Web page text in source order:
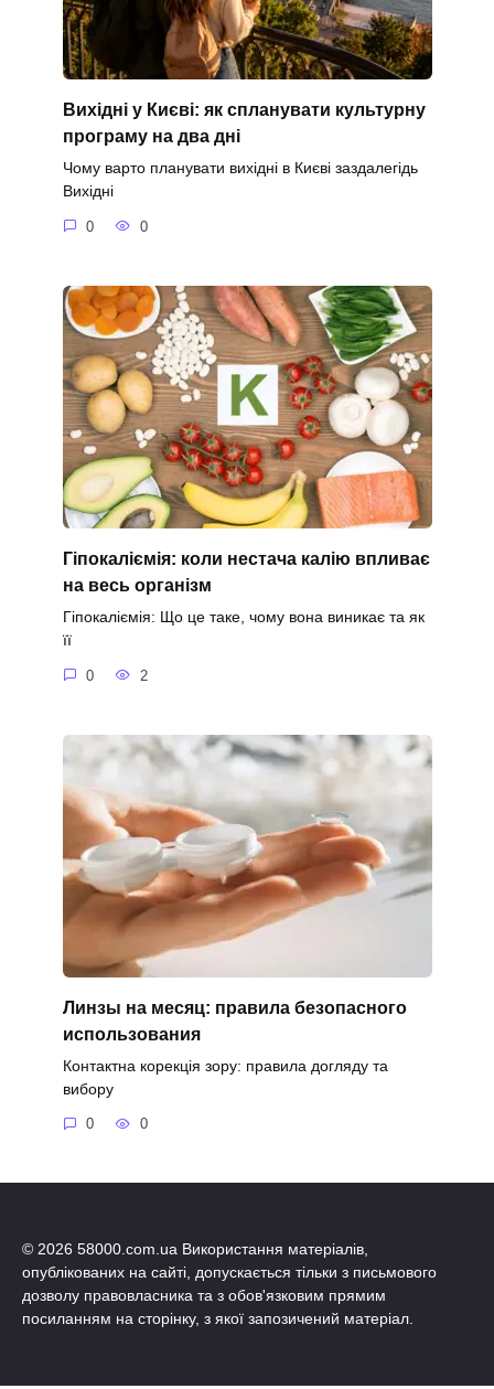
Вихідні у Києві: як спланувати культурну
програму на два дні
Чому варто планувати вихідні в Києві заздалегідь
Вихідні
0 0
Гіпокаліємія: коли нестача калію впливає
на весь організм
Гіпокаліємія: Що це таке, чому вона виникає та як
її
0 2
Линзы на месяц: правила безопасного
использования
Контактна корекція зору: правила догляду та
вибору
0 0
© 2026 58000.com.ua Використання матеріалів,
опублікованих на сайті, допускається тільки з письмового
дозволу правовласника та з обов'язковим прямим
посиланням на сторінку, з якої запозичений матеріал.